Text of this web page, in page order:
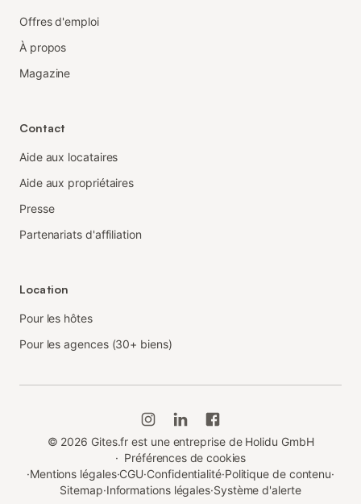
Offres d'emploi
À propos
Magazine
Contact
Aide aux locataires
Aide aux propriétaires
Presse
Partenariats d'affiliation
Location
Pour les hôtes
Pour les agences (30+ biens)
© 2026 Gites.fr est une entreprise de Holidu GmbH
· Préférences de cookies
·Mentions légales·CGU·Confidentialité·Politique de contenu·
Sitemap·Informations légales·Système d'alerte